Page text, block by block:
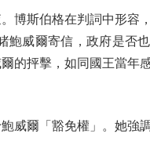
斯伯格在判詞中形容
威爾寄信，政府是否
的抨擊，如同國王當年
爾「豁免權」。她強